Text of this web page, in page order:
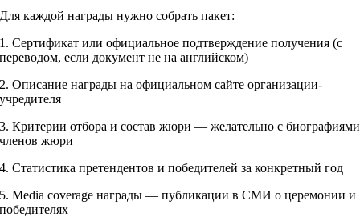
Для каждой награды нужно собрать пакет:
1. Сертификат или официальное подтверждение получения (с
переводом, если документ не на английском)
2. Описание награды на официальном сайте организации-
учредителя
3. Критерии отбора и состав жюри — желательно с биографиями
членов жюри
4. Статистика претендентов и победителей за конкретный год
5. Media coverage награды — публикации в СМИ о церемонии и
победителях